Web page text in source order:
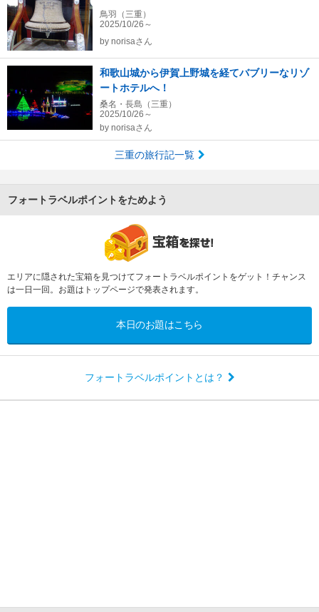
鳥羽（三重）
2025/10/26～
by norisaさん
和歌山城から伊賀上野城を経てバブリーなリゾ
ートホテルへ！
桑名・長島（三重）
2025/10/26～
by norisaさん
三重の旅行記一覧
フォートラベルポイントをためよう
エリアに隠された宝箱を見つけてフォートラベルポイントをゲット！チャンス
は一日一回。お題はトップページで発表されます。
本日のお題はこちら
フォートラベルポイントとは？